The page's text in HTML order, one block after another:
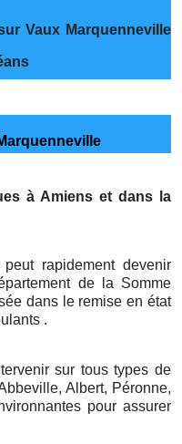
Vaux Marquenneville
à Amiens et dans la
rapidement devenir
de la Somme
dans le remise en état
.
sur tous types de
Albert, Péronne,
pour assurer